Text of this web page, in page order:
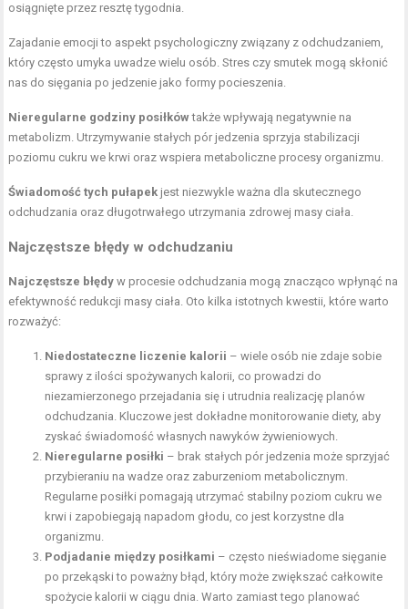
osiągnięte przez resztę tygodnia.
Zajadanie emocji to aspekt psychologiczny związany z odchudzaniem,
który często umyka uwadze wielu osób. Stres czy smutek mogą skłonić
nas do sięgania po jedzenie jako formy pocieszenia.
Nieregularne godziny posiłkówtakże wpływają negatywnie na
metabolizm. Utrzymywanie stałych pór jedzenia sprzyja stabilizacji
poziomu cukru we krwi oraz wspiera metaboliczne procesy organizmu.
Świadomość tych pułapek jest niezwykle ważna dla skutecznego
odchudzania oraz długotrwałego utrzymania zdrowej masy ciała.
Najczęstsze błędy w odchudzaniu
Najczęstsze błędy w procesie odchudzania mogą znacząco wpłynąć na
efektywność redukcji masy ciała. Oto kilka istotnych kwestii, które warto
rozważyć:
Niedostateczne liczenie kalorii – wiele osób nie zdaje sobie
sprawy z ilości spożywanych kalorii, co prowadzi do
niezamierzonego przejadania się i utrudnia realizację planów
odchudzania. Kluczowe jest dokładne monitorowanie diety, aby
zyskać świadomość własnych nawyków żywieniowych.
Nieregularne posiłki – brak stałych pór jedzenia może sprzyjać
przybieraniu na wadze oraz zaburzeniom metabolicznym.
Regularne posiłki pomagają utrzymać stabilny poziom cukru we
krwi i zapobiegają napadom głodu, co jest korzystne dla
organizmu.
Podjadanie między posiłkami – często nieświadome sięganie
po przekąski to poważny błąd, który może zwiększać całkowite
spożycie kalorii w ciągu dnia. Warto zamiast tego planować